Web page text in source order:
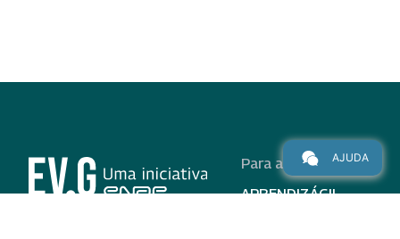
Para alunos
APRENDIZÁGIL
AJUDA